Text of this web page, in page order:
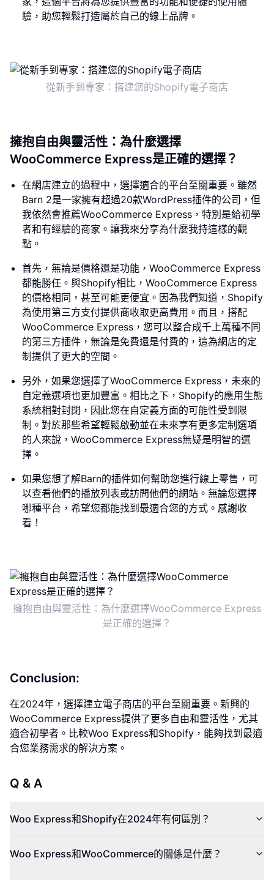
驗，助您輕鬆打造屬於自己的線上品牌。
從新手到專家：搭建您的Shopify電子商店
擁抱自由與靈活性：為什麼選擇
WooCommerce Express是正確的選擇？
在網店建立的過程中，選擇適合的平台至關重要。雖然
Barn 2是一家擁有超過20款WordPress插件的公司，但
我依然會推薦WooCommerce Express，特別是給初學
者和有經驗的商家。讓我來分享為什麼我持這樣的觀
點。
首先，無論是價格還是功能，WooCommerce Express
都能勝任。與Shopify相比，WooCommerce Express
的價格相同，甚至可能更便宜。因為我們知道，Shopify
為使用第三方支付提供商收取更高費用。而且，搭配
WooCommerce Express，您可以整合成千上萬種不同
的第三方插件，無論是免費還是付費的，這為網店的定
制提供了更大的空間。
另外，如果您選擇了WooCommerce Express，未來的
自定義選項也更加豐富。相比之下，Shopify的應用生態
系統相對封閉，因此您在自定義方面的可能性受到限
制。對於那些希望輕鬆啟動並在未來享有更多定制選項
的人來說，WooCommerce Express無疑是明智的選
擇。
如果您想了解Barn的插件如何幫助您進行線上零售，可
以查看他們的播放列表或訪問他們的網站。無論您選擇
哪種平台，希望您都能找到最適合您的方式。感謝收
看！
擁抱自由與靈活性：為什麼選擇WooCommerce Express
是正確的選擇？
Conclusion:
在2024年，選擇建立電子商店的平台至關重要。新興的
WooCommerce Express提供了更多自由和靈活性，尤其
適合初學者。比較Woo Express和Shopify，能夠找到最適
合您業務需求的解決方案。
Q & A
Woo Express和Shopify在2024年有何區別？
Woo Express和WooCommerce的關係是什麼？